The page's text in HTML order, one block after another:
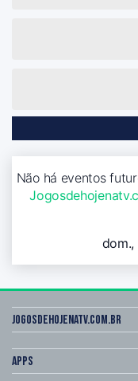
Não há eventos
Jogosdehojenatv.com.br
Apps